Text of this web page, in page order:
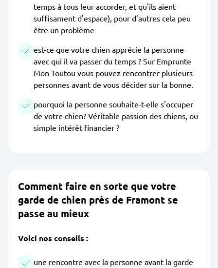
temps à tous leur accorder, et qu'ils aient
suffisament d'espace), pour d'autres cela peu
être un problème
est-ce que votre chien apprécie la personne
avec qui il va passer du temps ? Sur Emprunte
Mon Toutou vous pouvez rencontrer plusieurs
personnes avant de vous décider sur la bonne.
pourquoi la personne souhaite-t-elle s'occuper
de votre chien? Véritable passion des chiens, ou
simple intérêt financier ?
Comment faire en sorte que votre
garde de chien près de Framont se
passe au mieux
Voici nos conseils :
une rencontre avec la personne avant la garde